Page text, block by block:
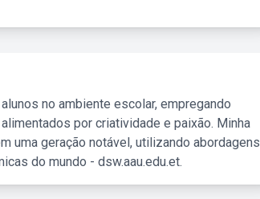
no ambiente escolar, empregando
por criatividade e paixão. Minha
uma geração notável, utilizando abordagens
do mundo - dsw.aau.edu.et.